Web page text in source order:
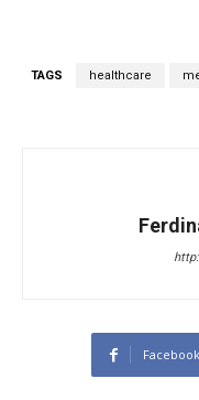
TAGS healthcare
Facebook